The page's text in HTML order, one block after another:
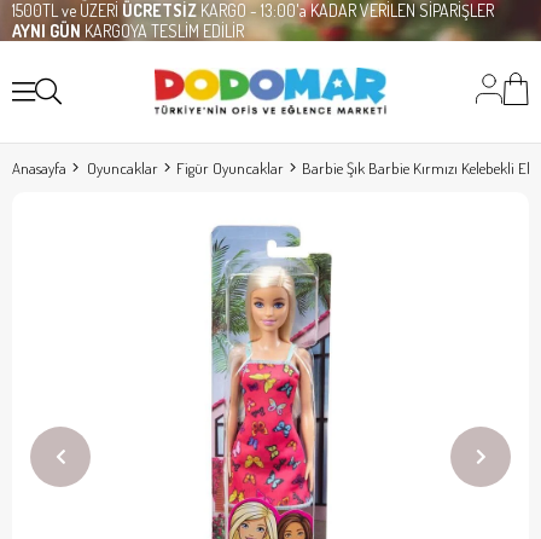
1500TL ve ÜZERİ ÜCRETSİZ KARGO - 13:00'a KADAR VERİLEN SİPARİŞLER
AYNI GÜN KARGOYA TESLİM EDİLİR
Anasayfa Oyuncaklar Figür Oyuncaklar Barbie Şık Barbie Kırmızı Kelebekli